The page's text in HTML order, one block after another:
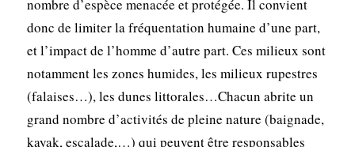
nombre d’espèce menacée et protégée. Il convient
donc de limiter la fréquentation humaine d’une part,
et l’impact de l’homme d’autre part. Ces milieux sont
notamment les zones humides, les milieux rupestres
(falaises…), les dunes littorales…Chacun abrite un
grand nombre d’activités de pleine nature (baignade,
kayak, escalade,…) qui peuvent être responsables